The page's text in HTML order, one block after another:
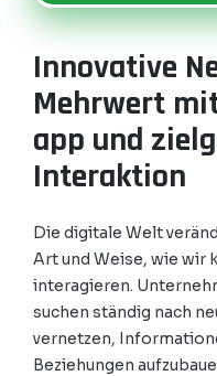
Innovative
Mehrwert
app und
Interaktion
Die digitale Welt
Art und Weise, wie wir
interagieren.
suchen ständig nach
vernetzen,
Beziehungen